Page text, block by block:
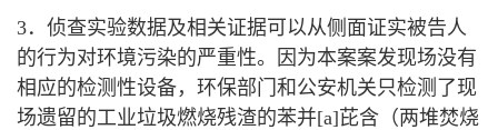
3．侦查实验数据及相关证据可以从侧面证实被告人
的行为对环境污染的严重性。因为本案案发现场没有
相应的检测性设备，环保部门和公安机关只检测了现
场遗留的工业垃圾燃烧残渣的苯并[a]芘含（两堆焚烧